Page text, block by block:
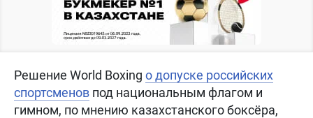
Решение World Boxing о допуске российских
спортсменов под национальным флагом и
гимном, по мнению казахстанского боксёра,